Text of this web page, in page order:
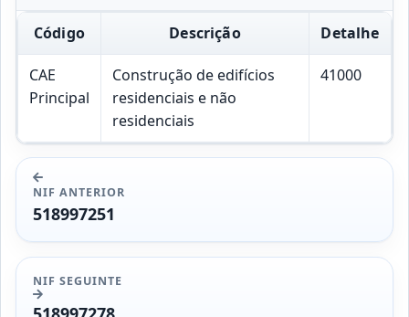
Código Descrição Detalhe
CAE
Principal
Construção de edifícios
residenciais e não
residenciais
41000
NIF ANTERIOR
518997251
NIF SEGUINTE